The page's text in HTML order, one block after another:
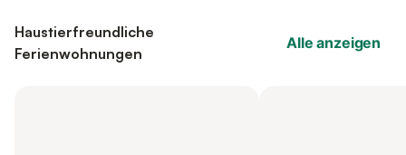
Haustierfreundliche
Ferienwohnungen
Alle anzeigen